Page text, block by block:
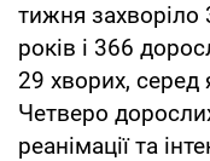
тижня захворіло
років і 366
29 хворих, серед
Четверо
реанімації та